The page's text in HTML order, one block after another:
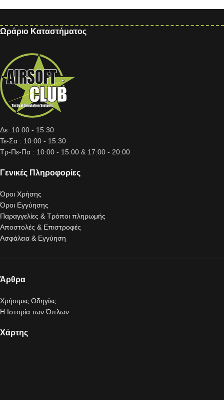
Ωράριο Καταστήματος
Δε: 10.00 - 15.30
Τε-Σα : 10:00 - 15:30
Τρ-Πε-Πα : 10:00 - 15:00 & 17:00 - 20:00
Γενικές Πληροφορίες
Όροι Χρήσης
Όροι Εγγύησης
Παραγγελίες & Τρόποι πληρωμής
Αποστολές & Επιστροφές
Ασφάλεια & Εγγύηση
Άρθρα
Χρήσιμες Οδηγίες
Η Ιστορία των Όπλων
Χάρτης